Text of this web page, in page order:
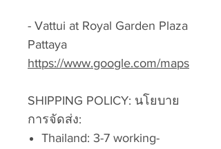
- Vattui at Royal Garden Plaza
Pattaya
https://www.google.com/maps
SHIPPING POLICY: นโยบาย
การจัดส่ง:
Thailand: 3-7 working-